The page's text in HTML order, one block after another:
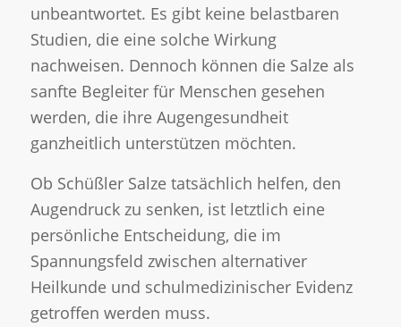
unbeantwortet. Es gibt keine belastbaren
Studien, die eine solche Wirkung
nachweisen. Dennoch können die Salze als
sanfte Begleiter für Menschen gesehen
werden, die ihre Augengesundheit
ganzheitlich unterstützen möchten.
Ob Schüßler Salze tatsächlich helfen, den
Augendruck zu senken, ist letztlich eine
persönliche Entscheidung, die im
Spannungsfeld zwischen alternativer
Heilkunde und schulmedizinischer Evidenz
getroffen werden muss.